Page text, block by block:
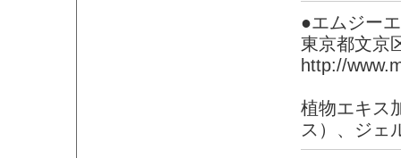
●エムジー
東京都文京
http://
植物エキス
ス）、ジェ